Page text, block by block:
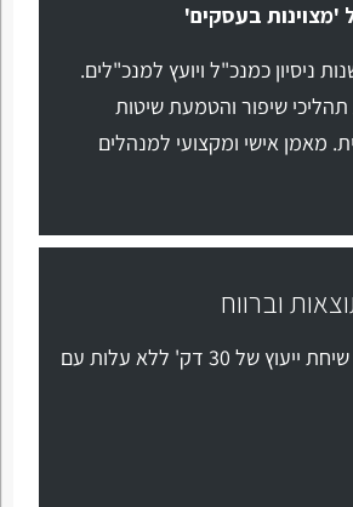
'מצוינות בעסקים'
יותר מ-30 שנות ניסיון כמנכ"ל ויועץ למנכ"לים.
שיפור והטמעת שיטות
מאמן אישי ומקצועי למנהלים
וברווח
צרו קשר לתיאום שיחת ייעוץ של 30 דק' ללא עלות עם